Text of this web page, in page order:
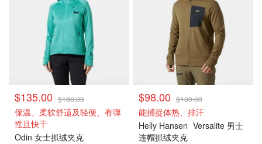
$135.00 $180.00
保温、柔软舒适及轻便、有弹
性且快干
Odin 女士抓绒夹克
$98.00 $130.00
能捕捉体热、排汗
Helly Hansen Versalite 男士
连帽抓绒夹克